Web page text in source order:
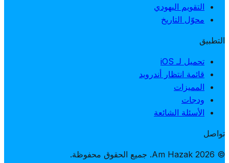
التقويم اليهودي
محوّل التاريخ
التطبيق
تحميل لـ iOS
قائمة انتظار أندرويد
المميزات
ودجات
الأسئلة الشائعة
تواصل
© 2026 Am Hazak. جميع الحقوق محفوظة.